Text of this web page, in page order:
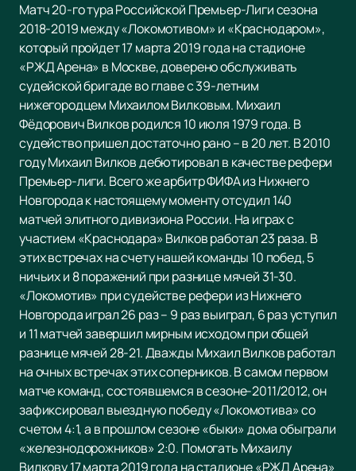
Матч 20-го тура Российской Премьер-Лиги сезона
2018-2019 между «Локомотивом» и «Краснодаром»,
который пройдет 17 марта 2019 года на стадионе
«РЖД Арена» в Москве, доверено обслуживать
судейской бригаде во главе с 39-летним
нижегородцем Михаилом Вилковым. Михаил
Фёдорович Вилков родился 10 июля 1979 года. В
судейство пришел достаточно рано – в 20 лет. В 2010
году Михаил Вилков дебютировал в качестве рефери
Премьер-лиги. Всего же арбитр ФИФА из Нижнего
Новгорода к настоящему моменту отсудил 140
матчей элитного дивизиона России. На играх с
участием «Краснодара» Вилков работал 23 раза. В
этих встречах на счету нашей команды 10 побед, 5
ничьих и 8 поражений при разнице мячей 31-30.
«Локомотив» при судействе рефери из Нижнего
Новгорода играл 26 раз – 9 раз выиграл, 6 раз уступил
и 11 матчей завершил мирным исходом при общей
разнице мячей 28-21. Дважды Михаил Вилков работал
на очных встречах этих соперников. В самом первом
матче команд, состоявшемся в сезоне-2011/2012, он
зафиксировал выездную победу «Локомотива» со
счетом 4:1, а в прошлом сезоне «быки» дома обыграли
«железнодорожников» 2:0. Помогать Михаилу
Вилкову 17 марта 2019 года на стадионе «РЖД Арена»